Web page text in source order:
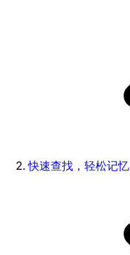
快速查找，轻松记忆